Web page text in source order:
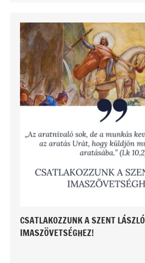
CSATLAKOZZUNK A SZENT LÁSZLÓ
IMASZÖVETSÉGHEZ!